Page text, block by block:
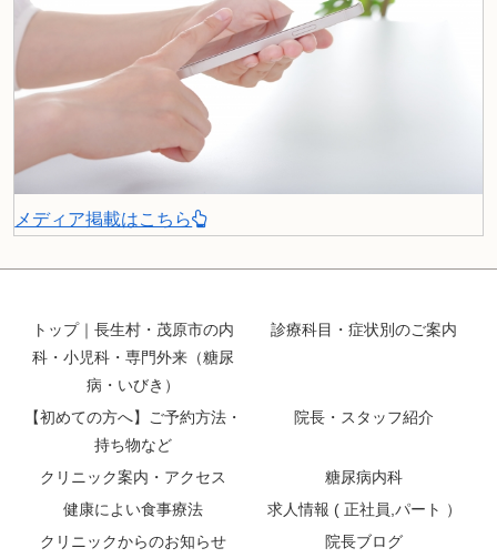
メディア掲載はこちら
トップ｜長生村・茂原市の内
科・小児科・専門外来（糖尿
病・いびき）
診療科目・症状別のご案内
【初めての方へ】ご予約方法・
持ち物など
院長・スタッフ紹介
クリニック案内・アクセス
糖尿病内科
健康によい食事療法
求人情報 ( 正社員,パート ）
クリニックからのお知らせ
院長ブログ